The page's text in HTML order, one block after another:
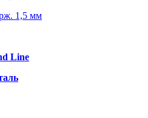
1,5 мм
Line